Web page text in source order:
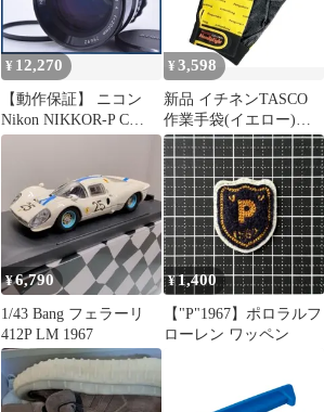
¥ 12,270
【動作保証】 ニコン
Nikon NIKKOR-P C
200mm F4 前キャップ&
梱無料 #my967
¥3,598
新品 イチネンTASCO
作業手袋(イエロー)
TA967PA-2Y
¥6,790
1/43 Bang フェラーリ
412P LM 1967
¥1,400
【"P"1967】ポロラルフ
ローレン ワッペン